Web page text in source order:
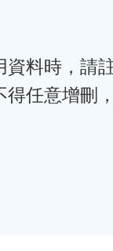
資料時，請
任意增刪